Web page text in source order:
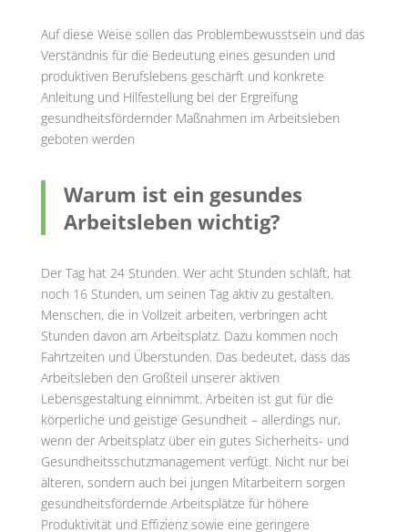
Auf diese Weise sollen das Problembewusstsein und das
Verständnis für die Bedeutung eines gesunden und
produktiven Berufslebens geschärft und konkrete
Anleitung und Hilfestellung bei der Ergreifung
gesundheitsfördernder Maßnahmen im Arbeitsleben
geboten werden
Warum ist ein gesundes
Arbeitsleben wichtig?
Der Tag hat 24 Stunden. Wer acht Stunden schläft, hat
noch 16 Stunden, um seinen Tag aktiv zu gestalten.
Menschen, die in Vollzeit arbeiten, verbringen acht
Stunden davon am Arbeitsplatz. Dazu kommen noch
Fahrtzeiten und Überstunden. Das bedeutet, dass das
Arbeitsleben den Großteil unserer aktiven
Lebensgestaltung einnimmt. Arbeiten ist gut für die
körperliche und geistige Gesundheit – allerdings nur,
wenn der Arbeitsplatz über ein gutes Sicherheits- und
Gesundheitsschutzmanagement verfügt. Nicht nur bei
älteren, sondern auch bei jungen Mitarbeitern sorgen
gesundheitsfördernde Arbeitsplätze für höhere
Produktivität und Effizienz sowie eine geringere